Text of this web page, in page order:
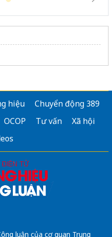
hiệu
Chuyển động 389
OCOP Tư vấn
Xã hội
luận của cơ quan Trung